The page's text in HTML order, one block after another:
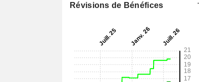
Révisions de Bénéfices